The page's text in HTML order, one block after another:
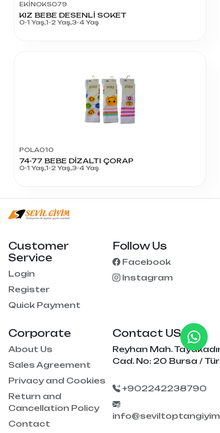
EKİNOKS079
KIZ BEBE DESENLİ SOKET
0-1 Yaş,1-2 Yaş,3-4 Yaş
POLA010
74-77 BEBE DİZALTI ÇORAP
0-1 Yaş,1-2 Yaş,3-4 Yaş
Corporate
About Us
Sales Agreement
Privacy and Cookies
Return and
Cancellation Policy
Contact
Customer
Service
Login
Register
Quick Payment
Follow Us
Facebook
Instagram
Contact US
Reyhan Mah.
Cad. No: 20 Bursa /
+902242238790